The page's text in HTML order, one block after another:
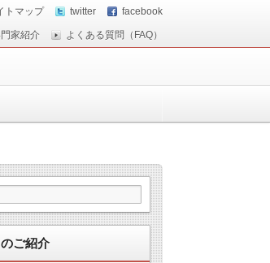
トマップ twitter facebook
家紹介 よくある質問（FAQ）
ご紹介